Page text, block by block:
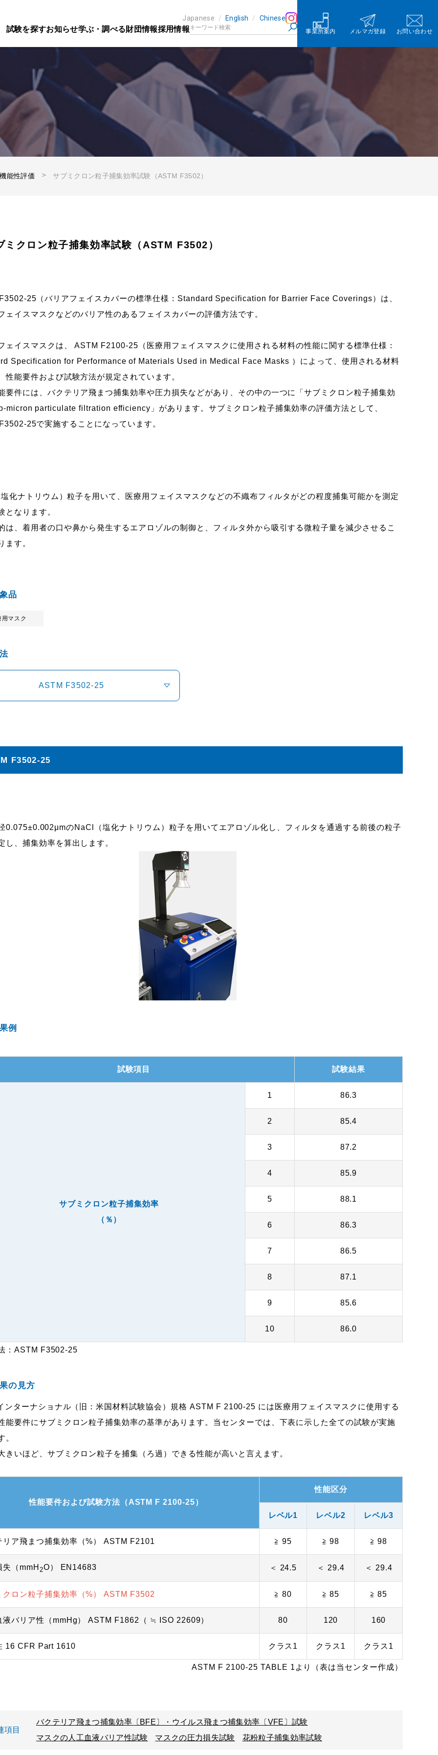
Japanese English Chinese
試験を探すお知らせ学ぶ・調べる財団情報採用情報 事業所案内 メルマガ登録 お問い合わせ
機能性評価 サブミクロン粒子捕集効率試験（ASTM F3502）
ミクロン粒子捕集効率試験（ASTM F3502）
25（バリアフェイスカバーの標準仕様：Standard Specification for Barrier Face Coverings）は、
ェイスマスクなどのバリア性のあるフェイスカバーの評価方法です。
ェイスマスクは、ASTM F2100-25（医療用フェイスマスクに使用される材料の性能に関する標準仕様：
Specification for Performance of Materials Used in Medical Face Masks ）によって、使用される材料
性能要件および試験方法が規定されています。
要件には、バクテリア飛まつ捕集効率や圧力損失などがあり、その中の一つに「サブミクロン粒子捕集効
micron particulate filtration efficiency」があります。サブミクロン粒子捕集効率の評価方法として、
25で実施することになっています。
化ナトリウム）粒子を用いて、医療用フェイスマスクなどの不織布フィルタがどの程度捕集可能かを測定
となります。
は、着用者の口や鼻から発生するエアロゾルの制御と、フィルタ外から吸引する微粒子量を減少させるこ
ます。
品
マスク
ASTM F3502-25
F3502-25
0.075±0.002μmのNaCl（塩化ナトリウム）粒子を用いてエアロゾル化し、フィルタを通過する前後の粒子
し、捕集効率を算出します。
例
試験項目 試験結果
サブミクロン粒子捕集効率
（％）
1 86.3
2 85.4
3 87.2
4 85.9
5 88.1
6 86.3
7 86.5
8 87.1
9 85.6
10 86.0
：ASTM F3502-25
の見方
ンターナショナル（旧：米国材料試験協会）規格 ASTM F 2100-25 には医療用フェイスマスクに使用する
能要件にサブミクロン粒子捕集効率の基準があります。当センターでは、下表に示した全ての試験が実施
。
きいほど、サブミクロン粒子を捕集（ろ過）できる性能が高いと言えます。
性能要件および試験方法（ASTM F 2100-25）
性能区分
レベル1 レベル2 レベル3
リア飛まつ捕集効率（%） ASTM F2101 ≧ 95 ≧ 98 ≧ 98
失（mmH 2O） EN14683 ＜ 24.5 ＜ 29.4 ＜ 29.4
クロン粒子捕集効率（%） ASTM F3502 ≧ 80 ≧ 85 ≧ 85
液バリア性（mmHg） ASTM F1862（ ≒ ISO 22609） 80 120 160
16 CFR Part 1610 クラス1 クラス1 クラス1
ASTM F 2100-25 TABLE 1より（表は当センター作成）
項目
バクテリア飛まつ捕集効率〔BFE〕・ウイルス飛まつ捕集効率〔VFE〕試験
マスクの人工血液バリア性試験
マスクの圧力損失試験 花粉粒子捕集効率試験